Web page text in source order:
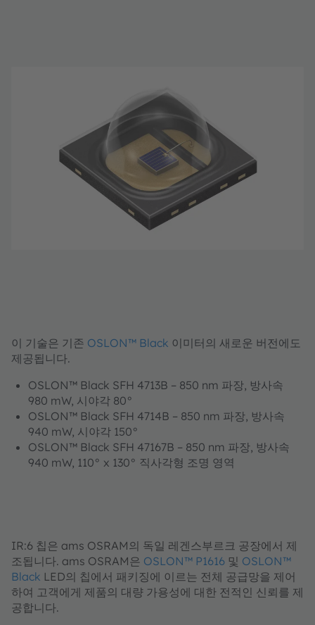
이 기술은 기존 OSLON™ Black 이미터의 새로운 버전에도
제공됩니다.
OSLON™ Black SFH 4713B – 850 nm 파장, 방사속
980 mW, 시야각 80°
OSLON™ Black SFH 4714B – 850 nm 파장, 방사속
940 mW, 시야각 150°
OSLON™ Black SFH 47167B – 850 nm 파장, 방사속
940 mW, 110° x 130° 직사각형 조명 영역
IR:6 칩은 ams OSRAM의 독일 레겐스부르크 공장에서 제
조됩니다. ams OSRAM은 OSLON™ P1616 및 OSLON™
Black LED의 칩에서 패키징에 이르는 전체 공급망을 제어
하여 고객에게 제품의 대량 가용성에 대한 전적인 신뢰를 제
공합니다.